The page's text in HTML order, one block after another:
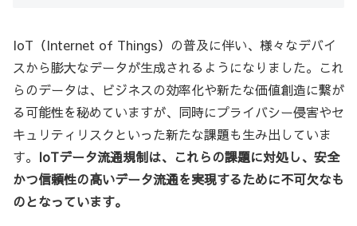
IoT（Internet of Things）の普及に伴い、様々なデバイ
スから膨大なデータが生成されるようになりました。これ
らのデータは、ビジネスの効率化や新たな価値創造に繋が
る可能性を秘めていますが、同時にプライバシー侵害やセ
キュリティリスクといった新たな課題も生み出していま
す。 IoTデータ流通規制は、これらの課題に対処し、安全
かつ信頼性の高いデータ流通を実現するために不可欠なも
のとなっています。